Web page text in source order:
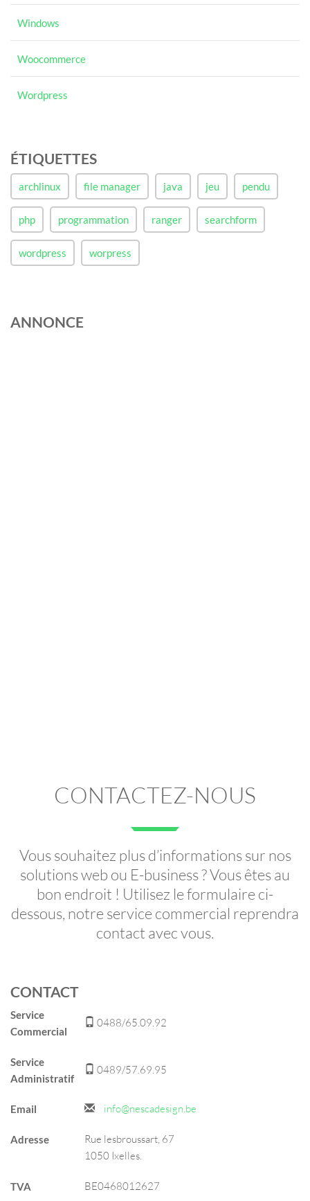
Windows
Woocommerce
Wordpress
ÉTIQUETTES
archlinux file manager java jeu pendu
php programmation ranger searchform
wordpress worpress
ANNONCE
CONTACTEZ-NOUS
Vous souhaitez plus d’informations sur nos
solutions web ou E-business ? Vous êtes au
bon endroit ! Utilisez le formulaire ci-
dessous, notre service commercial reprendra
contact avec vous.
CONTACT
Service
Commercial
0488/65.09.92
Service
Administratif
0489/57.69.95
Email info@nescadesign.be
Adresse
Rue lesbroussart, 67
1050 Ixelles.
TVA BE0468012627